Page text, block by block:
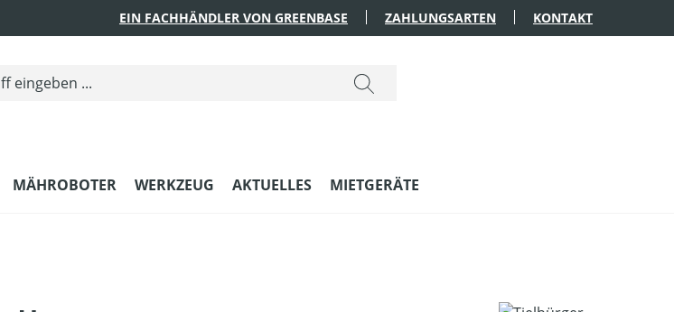
EIN FACHHÄNDLER VON GREENBASE ZAHLUNGSARTEN KONTAKT
MÄHROBOTER WERKZEUG AKTUELLES MIETGERÄTE